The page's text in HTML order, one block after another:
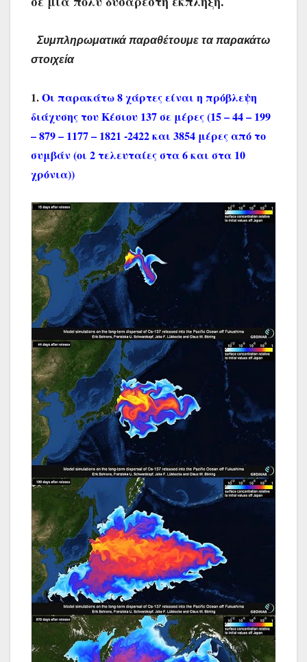
Συμπληρωματικά παραθέτουμε τα παρακάτω
στοιχεία
1.Οι παρακάτω 8 χάρτες είναι η πρόβλεψη
διάχυσης του Κέσιου 137 σε μέρες (15 – 44 – 199
– 879 – 1177 – 1821 -2422 και 3854 μέρες από το
συμβάν (οι 2 τελευταίες στα 6 και στα 10
χρόνια))